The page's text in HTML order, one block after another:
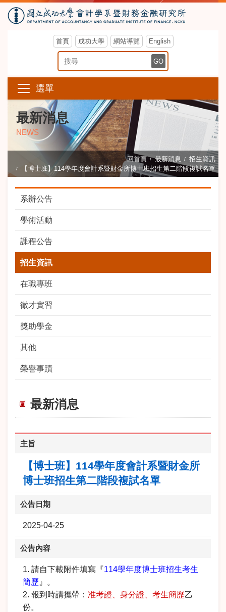
首頁 成功大學 網站導覽 English
搜尋關鍵字 GO
選單
最新消息
NEWS
回首頁 最新消息
招生資訊
【博士班】114學年度會計系暨財金所博士班招生第二階段複試名單
系辦公告
學術活動
課程公告
招生資訊
在職專班
徵才實習
獎助學金
其他
榮譽事蹟
最新消息
主旨
【博士班】114學年度會計系暨財金所
博士班招生第二階段複試名單
公告日期
2025-04-25
公告內容
1. 請自下載附件填寫『114學年度博士班招生考生
簡歷 』。
2. 報到時請攜帶： 准考證、身分證、考生簡歷乙
份。